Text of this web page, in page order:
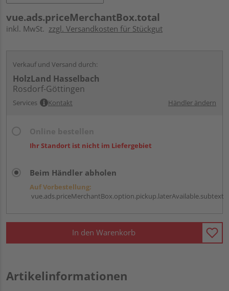
vue.ads.priceMerchantBox.total
inkl. MwSt. zzgl. Versandkosten für Stückgut
Verkauf und Versand durch:
HolzLand Hasselbach
Rosdorf-Göttingen
Services Kontakt Händler ändern
Ihr Standort ist nicht im Liefergebiet
Beim Händler abholen
Auf Vorbestellung:
vue.ads.priceMerchantBox.option.pickup.laterAvailable.subtext
In den Warenkorb
Artikelinformationen